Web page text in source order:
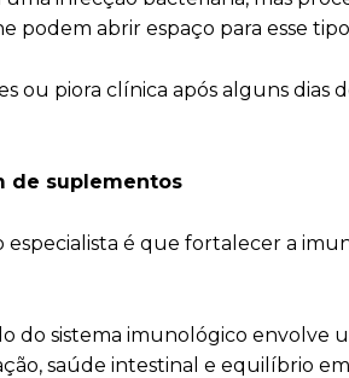
podem abrir espaço para esse
ou piora clínica após alguns
de suplementos
é que fortalecer a
do sistema imunológico envolve
saúde intestinal e equilíbrio